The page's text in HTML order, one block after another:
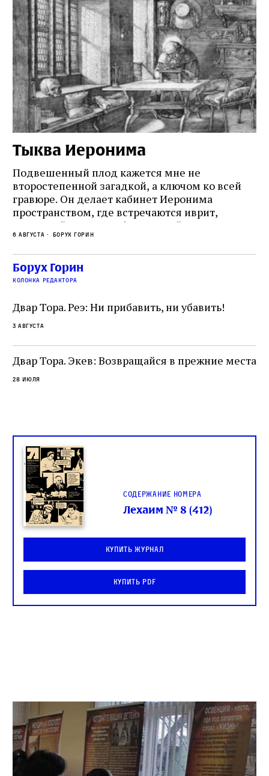
Тыква Иеронима
Подвешенный плод кажется мне не
второстепенной загадкой, а ключом ко всей
гравюре. Он делает кабинет Иеронима
пространством, где встречаются иврит,
греческий и латынь; буквальный смысл и
церковная традиция; филологическая
точность и понятность; переводчик,
убеждённый в необходимости исправления, и
читатель, воспринимающий исправление как
не просто покровитель переводчиков,
окружённый книгами. Перед нами человек,
одно решение которого вызвало возмущение
целой общины и стало частью многовекового
спора о том, кому принадлежит последнее
слово в переводе Библии
6 августа Борух Горин
Борух Горин
колонка редактора
Двар Тора. Реэ: Ни прибавить, ни убавить!
3 августа
Двар Тора. Экев: Возвращайся в прежние места
28 июля
Содержание номера
Лехаим № 8 (412)
Купить журнал
Купить PDF